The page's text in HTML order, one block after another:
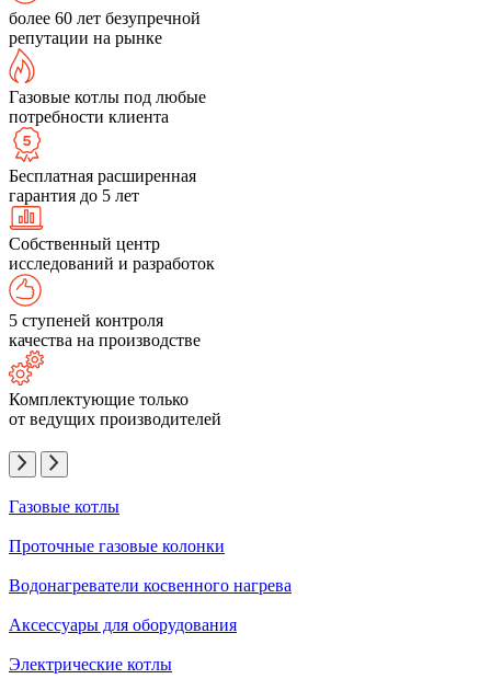
более 60 лет безупречной
репутации на рынке
Газовые котлы под любые
потребности клиента
Бесплатная расширенная
гарантия до 5 лет
Собственный центр
исследований и разработок
5 ступеней контроля
качества на производстве
Комплектующие только
от ведущих производителей
Газовые котлы
Проточные газовые колонки
Водонагреватели косвенного нагрева
Аксессуары для оборудования
Электрические котлы